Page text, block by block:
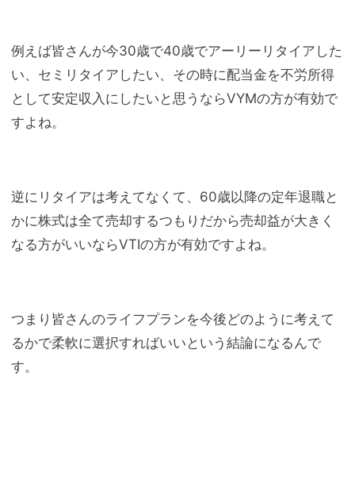
例えば皆さんが今30歳で40歳でアーリーリタイアした
い、セミリタイアしたい、その時に配当金を不労所得
として安定収入にしたいと思うならVYMの方が有効で
すよね。
逆にリタイアは考えてなくて、60歳以降の定年退職と
かに株式は全て売却するつもりだから売却益が大きく
なる方がいいならVTIの方が有効ですよね。
つまり皆さんのライフプランを今後どのように考えて
るかで柔軟に選択すればいいという結論になるんで
す。